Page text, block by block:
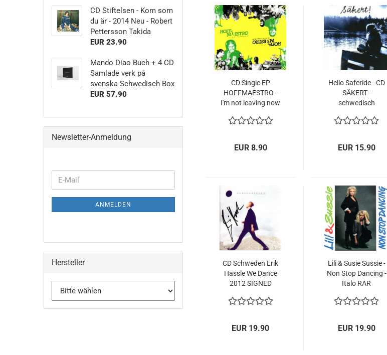
CD Single EP
HOFFMAESTRO -
I'm not leaving now
EUR 8.90
Hello Saferide - CD
SÄKERT -
schwedisch
EUR 15.90
CD Schweden Erik
Hassle We Dance
2012 SIGNED
EUR 19.90
Lili & Susie Sussie -
Non Stop Dancing -
Italo RAR
EUR 19.90
CD Stiftelsen - Kom som
du är - 2014 Neu - Robert
Pettersson Takida
EUR 23.90
Mando Diao Buch + 4 CD
Samlade verk på
svenska Schwedisch Box
EUR 57.90
Newsletter-Anmeldung
WEITER
ZUR
NEWSLETTER-
ANMELDUNG
E-
Mail
ANMELDEN
Hersteller